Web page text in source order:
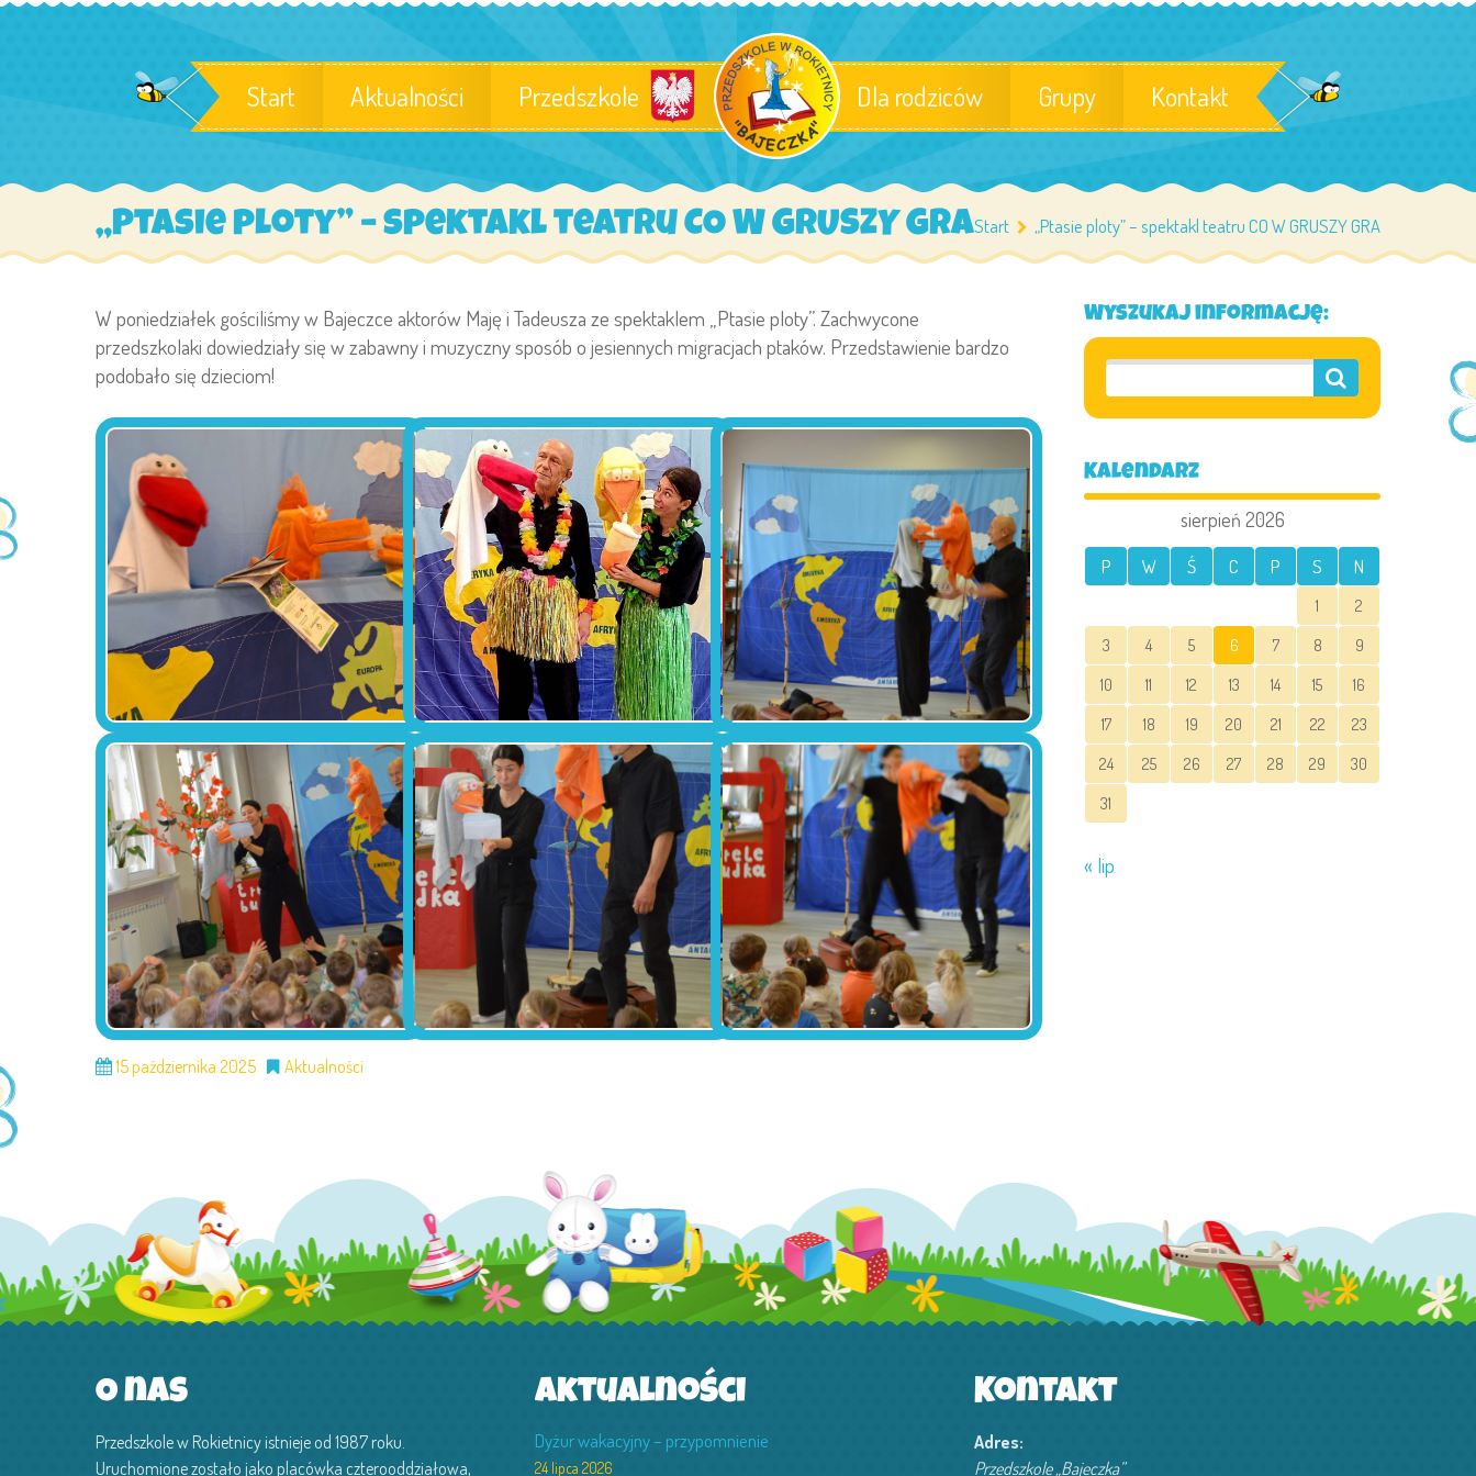
Start Aktualności Przedszkole Dla rodziców Grupy Kontakt
„Ptasie ploty” – spektakl teatru CO W GRUSZY GRAStart „Ptasie ploty” – spektakl teatru CO W GRUSZY GRA
Wyszukaj informację:
Kalendarz
sierpień 2026
P W Ś C P S N
1
2
3
4 5 6 7 8
9
10
11 12 13 14 15
16
17
18 19 20 21 22
23
24
25 26 27 28 29
30
31
« lip
W poniedziałek gościliśmy w Bajeczce aktorów Maję i Tadeusza ze spektaklem „Ptasie ploty”. Zachwycone
przedszkolaki dowiedziały się w zabawny i muzyczny sposób o jesiennych migracjach ptaków. Przedstawienie bardzo
podobało się dzieciom!
15 października 2025 Aktualności
O nas
Przedszkole w Rokietnicy istnieje od 1987 roku.
Uruchomione zostało jako placówka czterooddziałowa,
Aktualności
Dyżur wakacyjny – przypomnienie
24 lipca 2026
Kontakt
Adres:
Przedszkole „Bajeczka”